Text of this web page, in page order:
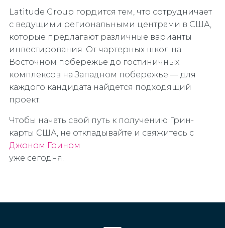
Latitude Group гордится тем, что сотрудничает
с ведущими региональными центрами в США,
которые предлагают различные варианты
инвестирования. От чартерных школ на
Восточном побережье до гостиничных
комплексов на Западном побережье — для
каждого кандидата найдется подходящий
проект.
Чтобы начать свой путь к получению Грин-
карты США, не откладывайте и свяжитесь с
Джоном Грином
уже сегодня.